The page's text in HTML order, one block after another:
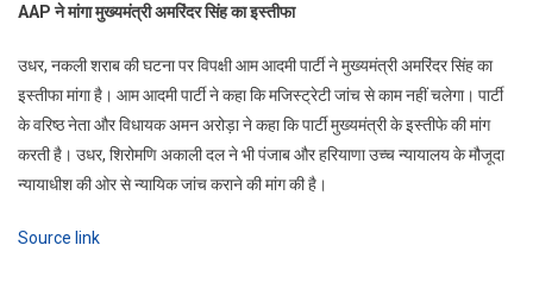
AAP ने मांगा मुख्यमंत्री अमरिंदर सिंह का इस्तीफा
उधर, नकली शराब की घटना पर विपक्षी आम आदमी पार्टी ने मुख्यमंत्री अमरिंदर सिंह का
इस्तीफा मांगा है। आम आदमी पार्टी ने कहा कि मजिस्ट्रेटी जांच से काम नहीं चलेगा। पार्टी
के वरिष्ठ नेता और विधायक अमन अरोड़ा ने कहा कि पार्टी मुख्यमंत्री के इस्तीफे की मांग
करती है। उधर, शिरोमणि अकाली दल ने भी पंजाब और हरियाणा उच्च न्यायालय के मौजूदा
न्यायाधीश की ओर से न्यायिक जांच कराने की मांग की है।
Source link